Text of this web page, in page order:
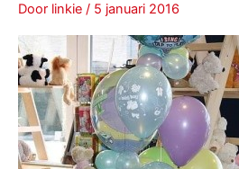
Door linkie / 5 januari 2016